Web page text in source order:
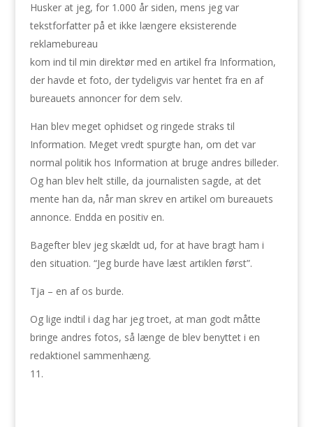
Husker at jeg, for 1.000 år siden, mens jeg var
tekstforfatter på et ikke længere eksisterende
reklamebureau
kom ind til min direktør med en artikel fra Information,
der havde et foto, der tydeligvis var hentet fra en af
bureauets annoncer for dem selv.
Han blev meget ophidset og ringede straks til
Information. Meget vredt spurgte han, om det var
normal politik hos Information at bruge andres billeder.
Og han blev helt stille, da journalisten sagde, at det
mente han da, når man skrev en artikel om bureauets
annonce. Endda en positiv en.
Bagefter blev jeg skældt ud, for at have bragt ham i
den situation. “Jeg burde have læst artiklen først”.
Tja – en af os burde.
Og lige indtil i dag har jeg troet, at man godt måtte
bringe andres fotos, så længe de blev benyttet i en
redaktionel sammenhæng.